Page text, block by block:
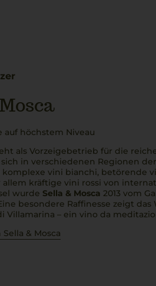
auf höchstem Niveau
als Vorzeigebetrieb für die
in verschiedenen Regionen
vini bianchi, betörende
allem kräftige vini rossi von
wurde Sella & Mosca 2013 vom
besondere Raffinesse zeigt
Villamarina – ein vino da
& Mosca